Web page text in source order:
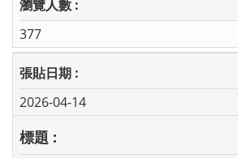
377
2026-04-14